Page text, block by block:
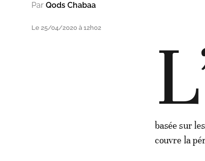
Par Qods Chabaa
Le 25/04/2020 à 12h02
basée sur
couvre la